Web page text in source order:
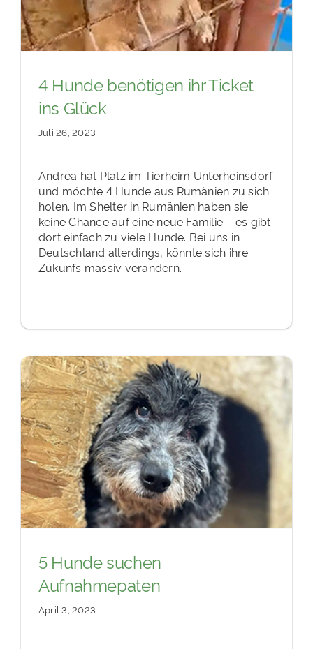
4 Hunde benötigen ihr Ticket
ins Glück
Juli 26, 2023
Andrea hat Platz im Tierheim Unterheinsdorf
und möchte 4 Hunde aus Rumänien zu sich
holen. Im Shelter in Rumänien haben sie
keine Chance auf eine neue Familie – es gibt
dort einfach zu viele Hunde. Bei uns in
Deutschland allerdings, könnte sich ihre
Zukunfs massiv verändern.
5 Hunde suchen
Aufnahmepaten
April 3, 2023